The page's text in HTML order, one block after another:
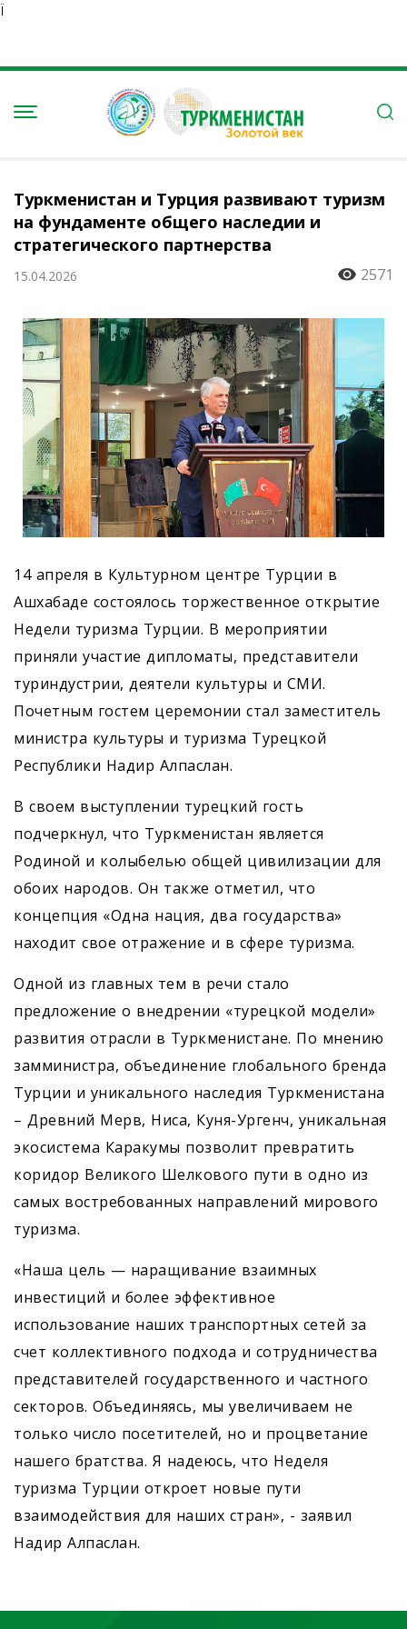
Ï
Туркменистан и Турция развивают туризм
на фундаменте общего наследии и
стратегического партнерства
15.04.2026 2571
14 апреля в Культурном центре Турции в
Ашхабаде состоялось торжественное открытие
Недели туризма Турции. В мероприятии
приняли участие дипломаты, представители
туриндустрии, деятели культуры и СМИ.
Почетным гостем церемонии стал заместитель
министра культуры и туризма Турецкой
Республики Надир Алпаслан.
В своем выступлении турецкий гость
подчеркнул, что Туркменистан является
Родиной и колыбелью общей цивилизации для
обоих народов. Он также отметил, что
концепция «Одна нация, два государства»
находит свое отражение и в сфере туризма.
Одной из главных тем в речи стало
предложение о внедрении «турецкой модели»
развития отрасли в Туркменистане. По мнению
замминистра, объединение глобального бренда
Турции и уникального наследия Туркменистана
– Древний Мерв, Ниса, Куня-Ургенч, уникальная
экосистема Каракумы позволит превратить
коридор Великого Шелкового пути в одно из
самых востребованных направлений мирового
туризма.
«Наша цель — наращивание взаимных
инвестиций и более эффективное
использование наших транспортных сетей за
счет коллективного подхода и сотрудничества
представителей государственного и частного
секторов. Объединяясь, мы увеличиваем не
только число посетителей, но и процветание
нашего братства. Я надеюсь, что Неделя
туризма Турции откроет новые пути
взаимодействия для наших стран», - заявил
Надир Алпаслан.